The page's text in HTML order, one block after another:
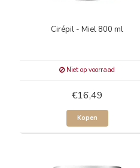
Cirépil - Miel 800 ml
Niet op voorraad
€16,49
Kopen